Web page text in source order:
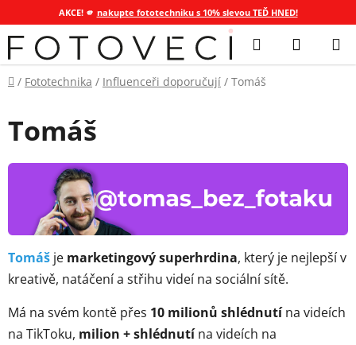
AKCE! 🫵 nakupte fototechniku s 10% slevou TEĎ HNED!
Přejít
na
obsah
Hledat
KOŠÍK
Domů
/ Fototechnika / Influenceři doporučují / Tomáš
Tomáš
Tomáš je marketingový superhrdina, který je nejlepší v
kreativě, natáčení a střihu videí na sociální sítě.
Má na svém kontě přes 10 milionů shlédnutína videích
na TikToku, milion + shlédnutína videích na